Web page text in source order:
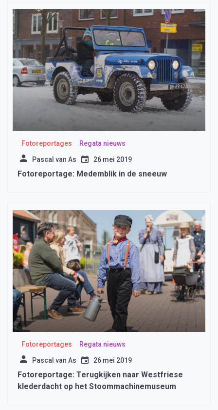
Fotoreportages Regata nieuws
Pascal van As 26 mei 2019
Fotoreportage: Medemblik in de sneeuw
Fotoreportages Regata nieuws
Pascal van As 26 mei 2019
Fotoreportage: Terugkijken naar Westfriese
klederdacht op het Stoommachinemuseum